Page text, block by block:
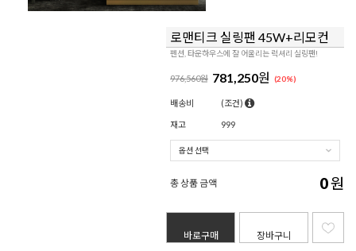
로맨티크 실링팬 45W+리모컨
펜션, 타운하우스에 잘 어울리는 럭셔리 실링팬!
976,560원 781,250원 (20%)
배송비 (조건)
재고 999
총 상품 금액 0원
바로구매 장바구니